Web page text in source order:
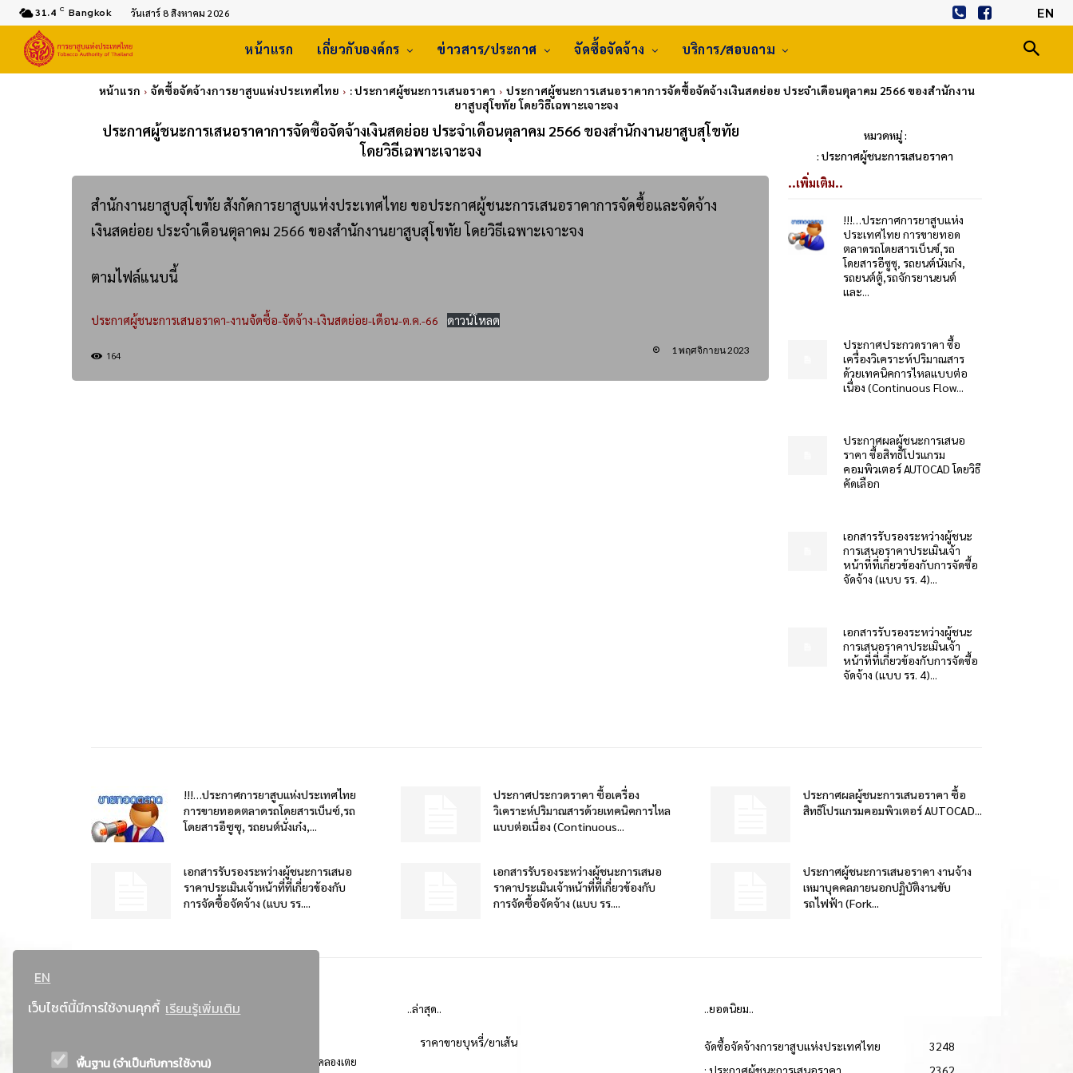
EN
เว็บไซต์นี้มีการใช้งานคุกกี้ เรียนรู้เพิ่มเติม
พื้นฐาน (จำเป็นกับการใช้งาน)
31.4 C Bangkok วันเสาร์ 8 สิงหาคม 2026 EN
หน้าแรก เกี่ยวกับองค์กร ข่าวสาร/ประกาศ จัดซื้อจัดจ้าง บริการ/สอบถาม
หน้าแรก จัดซื้อจัดจ้างการยาสูบแห่งประเทศไทย : ประกาศผู้ชนะการเสนอราคา
ประกาศผู้ชนะการเสนอราคาการจัดซื้อจัดจ้างเงินสดย่อย ประจำเดือนตุลาคม 2566 ของสำนักงาน
ยาสูบสุโขทัย โดยวิธีเฉพาะเจาะจง
ประกาศผู้ชนะการเสนอราคาการจัดซื้อจัดจ้างเงินสดย่อย ประจำเดือนตุลาคม 2566 ของสำนักงานยาสูบสุโขทัย
โดยวิธีเฉพาะเจาะจง
หมวดหมู่ :
: ประกาศผู้ชนะการเสนอราคา
สำนักงานยาสูบสุโขทัย สังกัดการยาสูบแห่งประเทศไทย ขอประกาศผู้ชนะการเสนอราคาการจัดซื้อและจัดจ้าง
เงินสดย่อย ประจำเดือนตุลาคม 2566 ของสำนักงานยาสูบสุโขทัย โดยวิธีเฉพาะเจาะจง
ตามไฟล์แนบนี้
ประกาศผู้ชนะการเสนอราคา-งานจัดซื้อ-จัดจ้าง-เงินสดย่อย-เดือน-ต.ค.-66 ดาวน์โหลด
164 1 พฤศจิกายน 2023
..เพิ่มเติม..
!!!…ประกาศการยาสูบแห่ง
ประเทศไทย การขายทอด
ตลาดรถโดยสารเบ็นซ์,รถ
โดยสารอีซูซุ, รถยนต์นั่งเก๋ง,
รถยนต์ตู้,รถจักรยานยนต์
และ...
ประกาศประกวดราคา ซื้อ
เครื่องวิเคราะห์ปริมาณสาร
ด้วยเทคนิคการไหลแบบต่อ
เนื่อง (Continuous Flow...
ประกาศผลผู้ชนะการเสนอ
ราคา ซื้อสิทธิโปรแกรม
คอมพิวเตอร์ AUTOCAD โดยวิธี
คัดเลือก
เอกสารรับรองระหว่างผู้ชนะ
การเสนอราคาประเมินเจ้า
หน้าที่ที่เกี่ยวข้องกับการจัดซื้อ
จัดจ้าง (แบบ รร. 4)...
เอกสารรับรองระหว่างผู้ชนะ
การเสนอราคาประเมินเจ้า
หน้าที่ที่เกี่ยวข้องกับการจัดซื้อ
จัดจ้าง (แบบ รร. 4)...
!!!…ประกาศการยาสูบแห่งประเทศไทย
การขายทอดตลาดรถโดยสารเบ็นซ์,รถ
โดยสารอีซูซุ, รถยนต์นั่งเก๋ง,...
ประกาศประกวดราคา ซื้อเครื่อง
วิเคราะห์ปริมาณสารด้วยเทคนิคการไหล
แบบต่อเนื่อง (Continuous...
ประกาศผลผู้ชนะการเสนอราคา ซื้อ
สิทธิโปรแกรมคอมพิวเตอร์ AUTOCAD...
เอกสารรับรองระหว่างผู้ชนะการเสนอ
ราคาประเมินเจ้าหน้าที่ที่เกี่ยวข้องกับ
การจัดซื้อจัดจ้าง (แบบ รร....
เอกสารรับรองระหว่างผู้ชนะการเสนอ
ราคาประเมินเจ้าหน้าที่ที่เกี่ยวข้องกับ
การจัดซื้อจัดจ้าง (แบบ รร....
ประกาศผู้ชนะการเสนอราคา งานจ้าง
เหมาบุคคลภายนอกปฏิบัติงานขับ
รถไฟฟ้า (Fork...
ที่อยู่ : 184 ถนนพระรามที่ 4 แขวงคลองเตย เขตคลองเตย
..ล่าสุด..
ราคาขายบุหรี่/ยาเส้น
..ยอดนิยม..
จัดซื้อจัดจ้างการยาสูบแห่งประเทศไทย
3248
: ประกาศผู้ชนะการเสนอราคา
2362